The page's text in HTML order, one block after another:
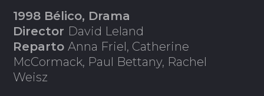
1998 Bélico, Drama
Director David Leland
RepartoAnna Friel, Catherine
McCormack, Paul Bettany, Rachel
Weisz